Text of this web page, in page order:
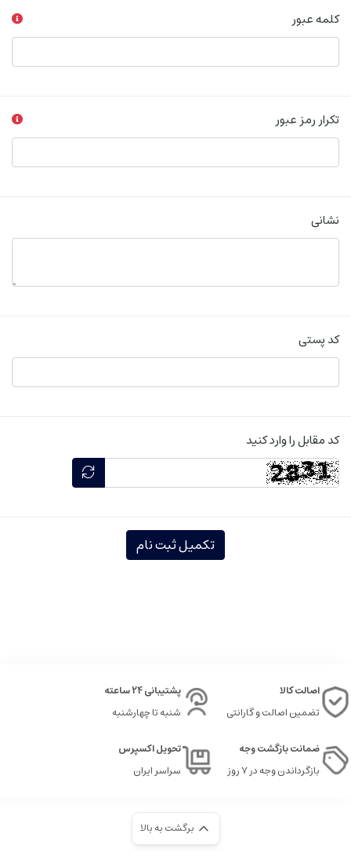
کلمه عبور
تکرار رمز عبور
نشانی
کد پستی
کد مقابل را وارد کنید
تکمیل ثبت نام
اصالت کالا
تضمین اصالت و گارانتی
پشتیبانی 24 ساعته
شنبه تا چهارشنبه
ضمانت بازگشت وجه
بازگرداندن وجه در ۷ روز
تحویل اکسپرس
سراسر ایران
برگشت به بالا